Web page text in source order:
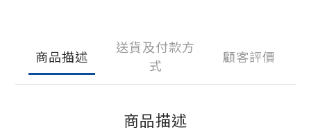
商品描述
送貨及付款方
式
顧客評價
商品描述